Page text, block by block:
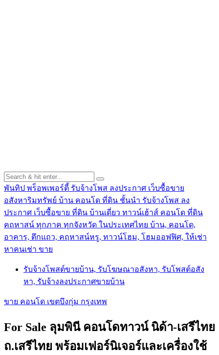
พันทิป พร็อพเพอร์ตี้ รับจ้างโพส ลงประกาศ เว็บซื้อขาย
อสังหาริมทรัพย์ บ้าน คอนโด ที่ดิน ชั้นนำ รับจ้างโพส ลง
ประกาศ เว็บซื้อขาย ที่ดิน บ้านเดี่ยว ทาวน์เฮ้าส์ คอนโด ที่ดิน
คฤหาสน์ ทุกภาค ทุกจังหวัด ในประเทศไทย บ้าน, คอนโด,
อาคาร, ตึกแถว, คฤหาสน์หรู, ทาวน์โฮม, โฮมออฟฟิศ, ให้เช่า
หาคนเช่า ขาย
รับจ้างโพสต์ขายบ้าน, รับโฆษณาอสังหา, รับโพสต์อสัง
หา, รับจ้างลงประกาศขายบ้าน
ขาย คอนโด เขตบึงกุ่ม กรุงเทพ
For Sale ลุมพินี คอนโดทาวน์ นิด้า-เสรีไทย
ถ.เสรีไทย พร้อมเฟอร์นิเจอร์และเครื่องใช้